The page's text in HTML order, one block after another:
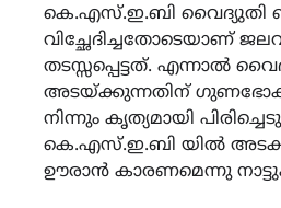
കെ.എസ്.ഇ.ബി വൈദ്യുതി
വിച്ഛേദിച്ചതോടെയാണ്
തടസ്സപ്പെട്ടത്. എന്നാൽ
അടയ്ക്കുന്നതിന്
നിന്നും കൃത്യമായി
കെ.എസ്.ഇ.ബി യിൽ
ഊരാൻ കാരണമെന്നു